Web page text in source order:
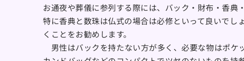
お通夜や葬儀に参列する際には、バック・財布・香典
特に香典と数珠は仏式の場合は必修といって良いで
くことをお勧めします。
男性はバックを持たない方が多く、必要な物はポケ